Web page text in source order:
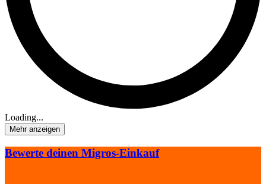
Loading...
Mehr anzeigen
Bewerte deinen Migros-Einkauf